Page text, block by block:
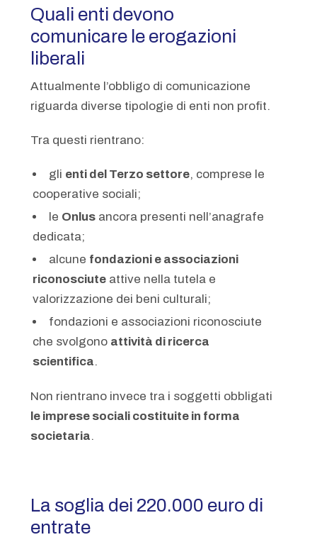
Quali enti devono
comunicare le erogazioni
liberali
Attualmente l’obbligo di comunicazione
riguarda diverse tipologie di enti non profit.
Tra questi rientrano:
gli enti del Terzo settore, comprese le
cooperative sociali;
le Onlusancora presenti nell’anagrafe
dedicata;
alcune fondazioni e associazioni
riconosciuteattive nella tutela e
valorizzazione dei beni culturali;
fondazioni e associazioni riconosciute
che svolgono attività di ricerca
scientifica.
Non rientrano invece tra i soggetti obbligati
le imprese sociali costituite in forma
societaria.
La soglia dei 220.000 euro di
entrate